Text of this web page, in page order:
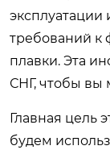
требований к
плавки. Эта
СНГ, чтобы вы
Главная цель
будем